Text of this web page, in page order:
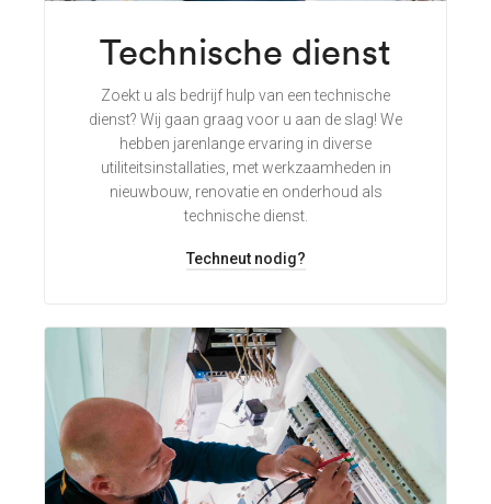
Technische dienst
Zoekt u als bedrijf hulp van een technische
dienst? Wij gaan graag voor u aan de slag! We
hebben jarenlange ervaring in diverse
utiliteitsinstallaties, met werkzaamheden in
nieuwbouw, renovatie en onderhoud als
technische dienst.
Techneut nodig?